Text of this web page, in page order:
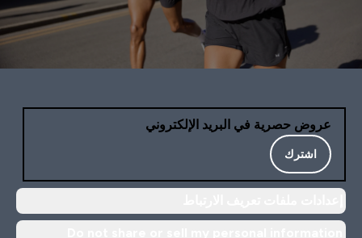
عروض حصرية في البريد الإلكتروني
اشترك